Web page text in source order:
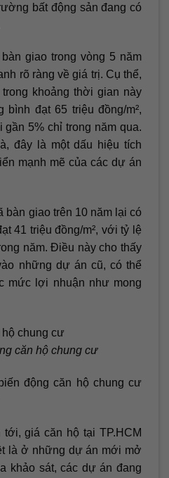
bất động sản đang có
giao trong vòng 5 năm
rõ ràng về giá trị. Cụ thể,
khoảng thời gian này
đạt 65 triệu đồng/m²,
5% chỉ trong năm qua.
đây là một dấu hiệu tích
mạnh mẽ của các dự án
bàn giao trên 10 năm lại có
41 triệu đồng/m², với tỷ lệ
năm. Điều này cho thấy
những dự án cũ, có thể
mức lợi nhuận như mong
căn hộ chung cư
động căn hộ chung cư
giá căn hộ tại TP.HCM
là ở những dự án mới mở
khảo sát, các dự án đang